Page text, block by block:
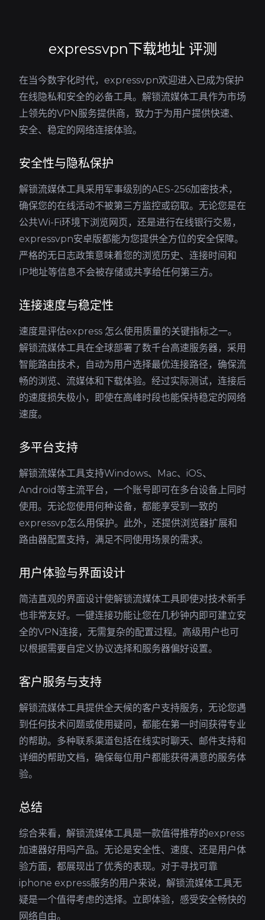
expressvpn下载地址 评测
在当今数字化时代，expressvpn欢迎进入已成为保护
在线隐私和安全的必备工具。解锁流媒体工具作为市场
上领先的VPN服务提供商，致力于为用户提供快速、
安全、稳定的网络连接体验。
安全性与隐私保护
解锁流媒体工具采用军事级别的AES-256加密技术，
确保您的在线活动不被第三方监控或窃取。无论您是在
公共Wi-Fi环境下浏览网页，还是进行在线银行交易，
expressvpn安卓版都能为您提供全方位的安全保障。
严格的无日志政策意味着您的浏览历史、连接时间和
IP地址等信息不会被存储或共享给任何第三方。
连接速度与稳定性
速度是评估express 怎么使用质量的关键指标之一。
解锁流媒体工具在全球部署了数千台高速服务器，采用
智能路由技术，自动为用户选择最优连接路径，确保流
畅的浏览、流媒体和下载体验。经过实际测试，连接后
的速度损失极小，即使在高峰时段也能保持稳定的网络
速度。
多平台支持
解锁流媒体工具支持Windows、Mac、iOS、
Android等主流平台，一个账号即可在多台设备上同时
使用。无论您使用何种设备，都能享受到一致的
expressvp怎么用保护。此外，还提供浏览器扩展和
路由器配置支持，满足不同使用场景的需求。
用户体验与界面设计
简洁直观的界面设计使解锁流媒体工具即使对技术新手
也非常友好。一键连接功能让您在几秒钟内即可建立安
全的VPN连接，无需复杂的配置过程。高级用户也可
以根据需要自定义协议选择和服务器偏好设置。
客户服务与支持
解锁流媒体工具提供全天候的客户支持服务，无论您遇
到任何技术问题或使用疑问，都能在第一时间获得专业
的帮助。多种联系渠道包括在线实时聊天、邮件支持和
详细的帮助文档，确保每位用户都能获得满意的服务体
验。
总结
综合来看，解锁流媒体工具是一款值得推荐的express
加速器好用吗产品。无论是安全性、速度、还是用户体
验方面，都展现出了优秀的表现。对于寻找可靠
iphone express服务的用户来说，解锁流媒体工具无
疑是一个值得考虑的选择。立即体验，感受安全畅快的
网络自由。